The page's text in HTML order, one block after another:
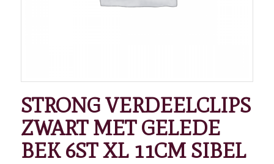
STRONG VERDEELCLIPS
ZWART MET GELEDE
BEK 6ST XL 11CM SIBEL